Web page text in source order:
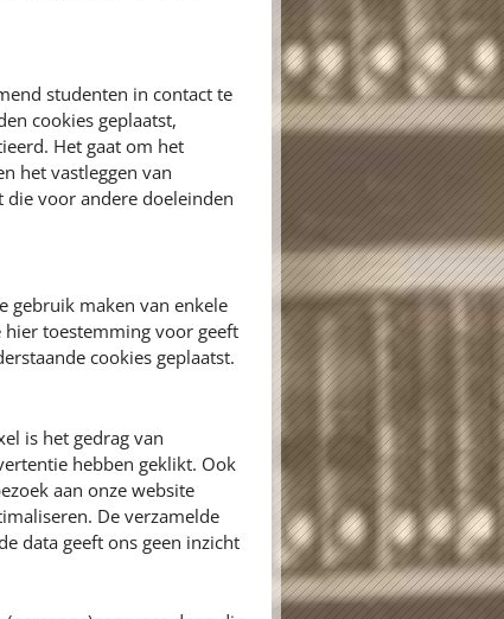
studenten in contact te
cookies geplaatst,
Het gaat om het
het vastleggen van
die voor andere doeleinden
gebruik maken van enkele
toestemming voor geeft
cookies geplaatst.
is het gedrag van
hebben geklikt. Ook
aan onze website
De verzamelde
data geeft ons geen inzicht